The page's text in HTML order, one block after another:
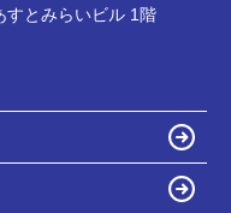
すとみらいビル 1階